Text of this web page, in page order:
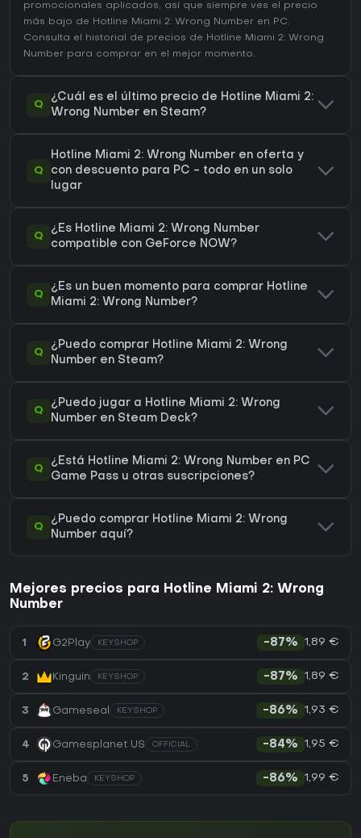
promocionales aplicados, así que siempre ves el precio
más bajo de Hotline Miami 2: Wrong Number en PC.
Consulta el
historial de precios de Hotline Miami 2: Wrong
Number para comprar en el mejor momento.
Q
¿Cuál es el último precio de Hotline Miami 2:
Wrong Number en Steam?
Q
Hotline Miami 2: Wrong Number en oferta y
con descuento para PC - todo en un solo
lugar
Q
¿Es Hotline Miami 2: Wrong Number
compatible con GeForce NOW?
Q
¿Es un buen momento para comprar Hotline
Miami 2: Wrong Number?
Q
¿Puedo comprar Hotline Miami 2: Wrong
Number en Steam?
Q
¿Puedo jugar a Hotline Miami 2: Wrong
Number en Steam Deck?
Q
¿Está Hotline Miami 2: Wrong Number en PC
Game Pass u otras suscripciones?
Q
¿Puedo comprar Hotline Miami 2: Wrong
Number aquí?
Mejores precios para Hotline Miami 2: Wrong
Number
1 G2Play KEYSHOP -87% 1,89 €
2 Kinguin KEYSHOP -87% 1,89 €
3 Gameseal KEYSHOP -86% 1,93 €
4 Gamesplanet US OFFICIAL -84% 1,95 €
5 Eneba KEYSHOP -86% 1,99 €